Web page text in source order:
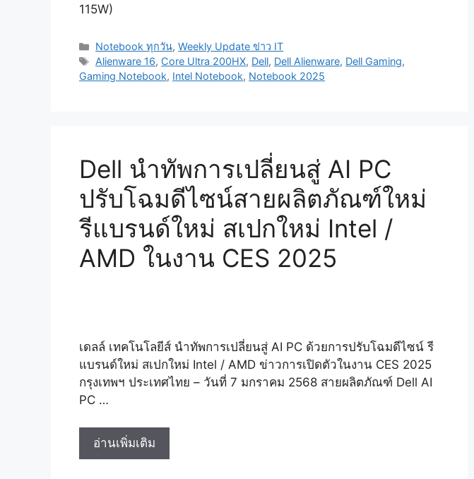
115W)
Categories
Notebook ทุกวัน,Weekly Update ข่าว IT
Tags
Alienware 16, Core Ultra 200HX, Dell, Dell Alienware, Dell Gaming,
Gaming Notebook, Intel Notebook, Notebook 2025
Dell นำทัพการเปลี่ยนสู่ AI PC
ปรับโฉมดีไซน์สายผลิตภัณฑ์ใหม่
รีแบรนด์ใหม่ สเปกใหม่ Intel /
AMD ในงาน CES 2025
เดลล์ เทคโนโลยีส์ นำทัพการเปลี่ยนสู่ AI PC ด้วยการปรับโฉมดีไซน์ รี
แบรนด์ใหม่ สเปกใหม่ Intel / AMD ข่าวการเปิดตัวในงาน CES 2025
กรุงเทพฯ ประเทศไทย – วันที่ 7 มกราคม 2568 สายผลิตภัณฑ์ Dell AI
PC …
อ่านเพิ่มเติม
นำ